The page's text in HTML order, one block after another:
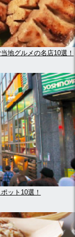
地グルメの名店10選！
ット10選！